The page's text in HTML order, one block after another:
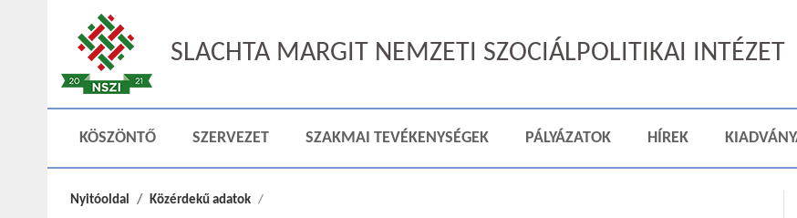
SLACHTA MARGIT NEMZETI SZOCIÁLPOLITIKAI INTÉZET
KÖSZÖNTŐ SZERVEZET SZAKMAI TEVÉKENYSÉGEK PÁLYÁZATOK HÍREK
Nyitóoldal Közérdekű adatok